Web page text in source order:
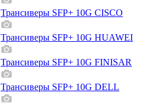
Трансиверы SFP+ 10G CISCO
Трансиверы SFP+ 10G HUAWEI
Трансиверы SFP+ 10G FINISAR
Трансиверы SFP+ 10G DELL